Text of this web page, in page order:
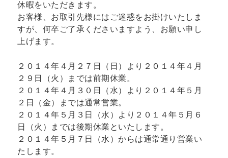
休暇をいただきます。
お客様、お取引先様にはご迷惑をお掛けいたしま
すが、何卒ご了承くださいますよう、お願い申し
上げます。
２０１４年４月２７日（日）より２０１４年４月
２９日（火）までは前期休業。
２０１４年４月３０日（水）より２０１４年５月
２日（金）までは通常営業。
２０１４年５月３日（水）より２０１４年５月６
日（火）までは後期休業といたします。
２０１４年５月７日（水）からは通常通り営業い
たします。